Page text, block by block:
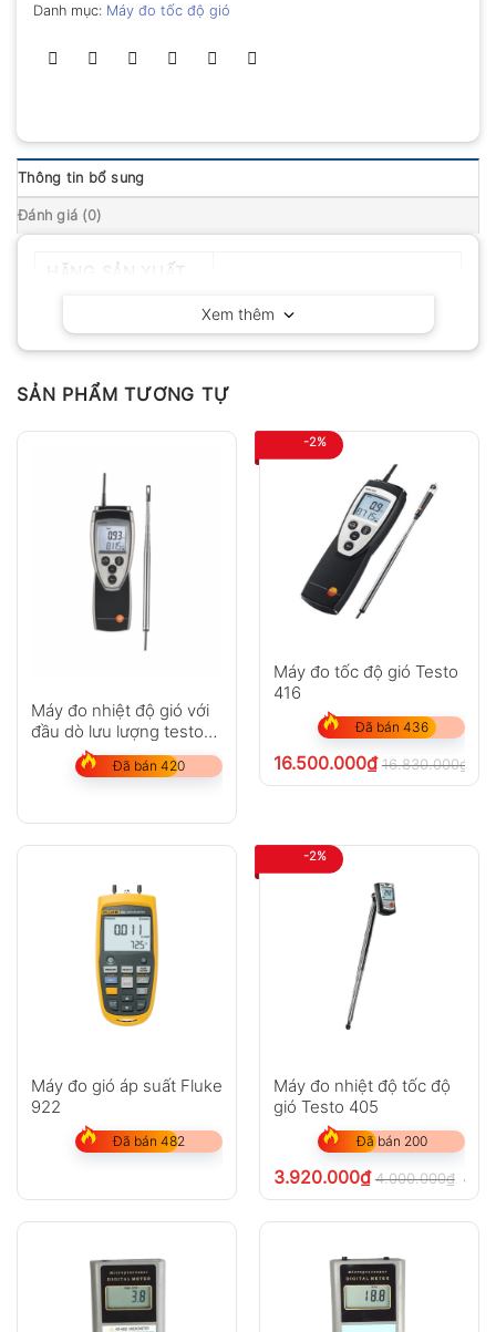
Danh mục: Máy đo tốc độ gió
Thông tin bổ sung
Đánh giá (0)
Xem thêm
SẢN PHẨM TƯƠNG TỰ
Máy đo nhiệt độ gió với
đầu dò lưu lượng testo
Đã bán 420
-2%
Máy đo tốc độ gió Testo
416
Đã bán 436
16.500.000₫ 16.830.000₫
Máy đo gió áp suất Fluke
922
Đã bán 482
-2%
Máy đo nhiệt độ tốc độ
gió Testo 405
Đã bán 200
3.920.000₫ 4.000.000₫ chưa